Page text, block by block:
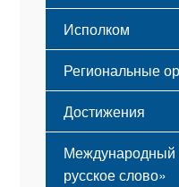
Исполком
Региональные
Достижения
Международный
русское слово»